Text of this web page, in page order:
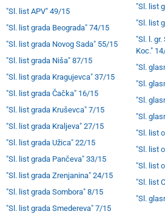
"Sl. list APV" 49/15
"Sl. list grada Beograda" 74/15
"Sl. list grada Novog Sada" 55/15
"Sl. list grada Niša" 87/15
"Sl. list grada Kragujevca" 37/15
"Sl. list grada Čačka" 16/15
"Sl. list grada Kruševca" 7/15
"Sl. list grada Kraljeva" 27/15
"Sl. list grada Užica" 22/15
"Sl. list grada Pančeva" 33/15
"Sl. list grada Zrenjanina" 24/15
"Sl. list grada Sombora" 8/15
"Sl. list grada Smedereva" 7/15
"Sl. list
"Sl. list
"Sl. l.
Koc."
"Sl.
"Sl.
"Sl.
"Sl.
"Sl. list
"Sl. list
"Sl. list
"Sl. list
"Sl.